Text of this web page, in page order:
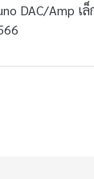
DAC/Amp